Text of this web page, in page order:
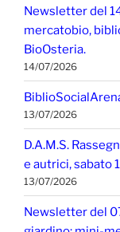
Newsletter del
mercatobio,
BioOsteria.
14/07/2026
13/07/2026
D.A.M.S.
e autrici, sabato
13/07/2026
Newsletter del